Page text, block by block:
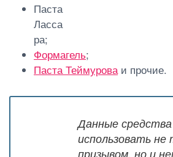
Паста
Ласса
ра;
Формагель;
Паста Теймурова и прочие.
Данные
использовать не
призывом, но и